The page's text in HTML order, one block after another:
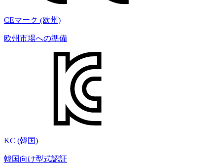
CEマーク (欧州)
欧州市場への準備
KC (韓国)
韓国向け型式認証